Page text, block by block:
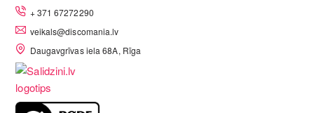
+ 371 67272290
veikals@discomania.lv
Daugavgrīvas iela 68A, Rīga